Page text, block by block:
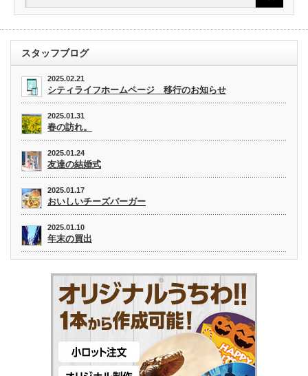
スタッフブログ
2025.02.21
シティライフホームページ 移行のお知らせ
2025.01.31
春の訪れ。
2025.01.24
友達の結婚式
2025.01.17
おいしいチーズバーガー
2025.01.10
年末の買出